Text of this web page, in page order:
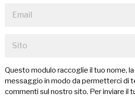
Questo modulo raccoglie il tuo nome,
messaggio in modo da permetterci di
commenti sul nostro sito. Per inviare il